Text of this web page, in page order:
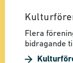
Flera
bidragande